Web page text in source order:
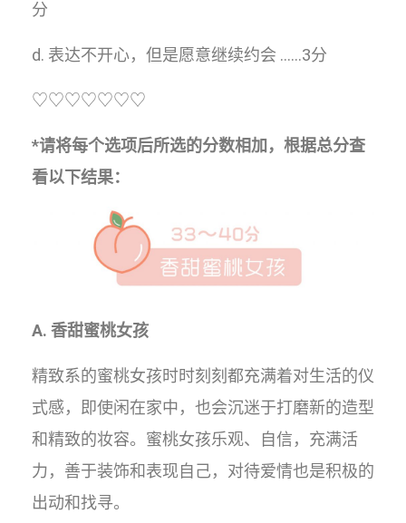
分
d. 表达不开心，但是愿意继续约会 ……3分
♡♡♡♡♡♡♡
*请将每个选项后所选的分数相加，根据总分查
看以下结果：
A. 香甜蜜桃女孩
精致系的蜜桃女孩时时刻刻都充满着对生活的仪
式感，即使闲在家中，也会沉迷于打磨新的造型
和精致的妆容。蜜桃女孩乐观、自信，充满活
力，善于装饰和表现自己，对待爱情也是积极的
出动和找寻。